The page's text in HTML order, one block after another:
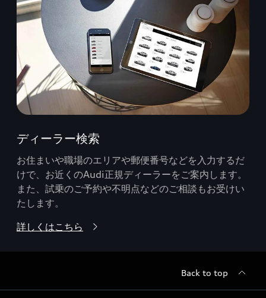
ディーラー検索
お住まいや職場のエリアや郵便番号などを入力するだ
けで、お近くのAudi正規ディーラーをご案内します。
また、試乗のご予約や不明点などのご相談もお受けい
たします。
詳しくはこちら
Back to top